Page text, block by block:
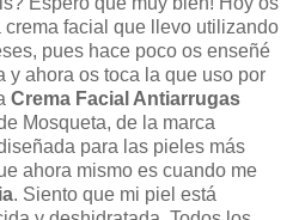
crema facial que llevo utilizando
pues hace poco os enseñé
y ahora os toca la que uso por
Crema Facial Antiarrugas
Mosqueta, de la marca
para las pieles más
ahora mismo es cuando me
. Siento que mi piel está